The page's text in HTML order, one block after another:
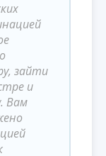
зайти
и
Вам